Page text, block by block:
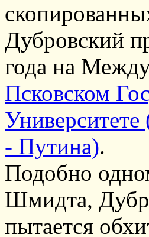
Дубровский
года на
Псковском
- Путина).
Подобно
Шмидта,
пытается